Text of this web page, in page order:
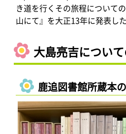
き道を行くその旅程について
山にて』を大正13年に発表した
大島亮吉につい
鹿追図書館所蔵本